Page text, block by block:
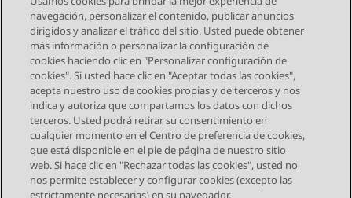
Send Feedback
Navegación de tema
Tema anterior Tema siguiente
STAY CONNECTED
navegación, personalizar el contenido, publicar anuncios
dirigidos y analizar el tráfico del sitio. Usted puede obtener
más información o personalizar la configuración de
cookies haciendo clic en "Personalizar configuración de
cookies". Si usted hace clic en "Aceptar todas las cookies",
acepta nuestro uso de cookies propias y de terceros y nos
indica y autoriza que compartamos los datos con dichos
terceros. Usted podrá retirar su consentimiento en
cualquier momento en el Centro de preferencia de cookies,
que está disponible en el pie de página de nuestro sitio
web. Si hace clic en "Rechazar todas las cookies", usted no
nos permite establecer y configurar cookies (excepto las
estrictamente necesarias) en su navegador.